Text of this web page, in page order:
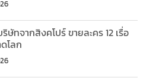
ษัทจากสิงคโปร์ ขายละคร 12 เรื่อ
โลก